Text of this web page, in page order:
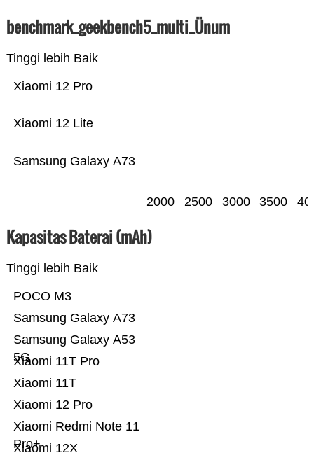
benchmark_geekbench5_multi_Ünum
Tinggi lebih Baik
Samsung Galaxy A73
Xiaomi 12 Lite
Xiaomi 12 Pro
2000 2500 3000 3500
Kapasitas Baterai (mAh)
Tinggi lebih Baik
Xiaomi 12X
Xiaomi Redmi Note 11
Pro+
Xiaomi 12 Pro
Xiaomi 11T
Xiaomi 11T Pro
Samsung Galaxy A53
5G
Samsung Galaxy A73
POCO M3